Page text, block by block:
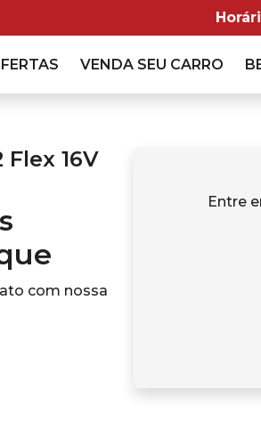
VENDA SEU CARRO
16V
com nossa
Entre